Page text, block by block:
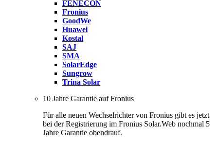
FENECON
Fronius
GoodWe
Huawei
Kostal
SAJ
SMA
SolarEdge
Sungrow
Trina Solar
10 Jahre Garantie auf Fronius
Für alle neuen Wechselrichter von Fronius gibt es jetzt
bei der Registrierung im Fronius Solar.Web nochmal 5
Jahre Garantie obendrauf.